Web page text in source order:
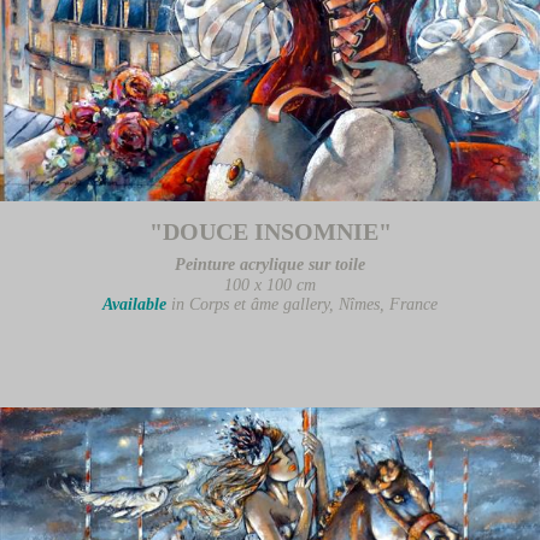
"DOUCE INSOMNIE"
Peinture acrylique sur toile
100 x 100 cm
Available in Corps et âme gallery, Nîmes, France